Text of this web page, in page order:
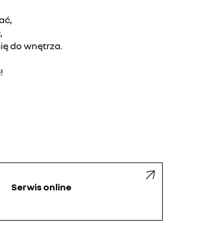
do wnętrza.
Serwis online